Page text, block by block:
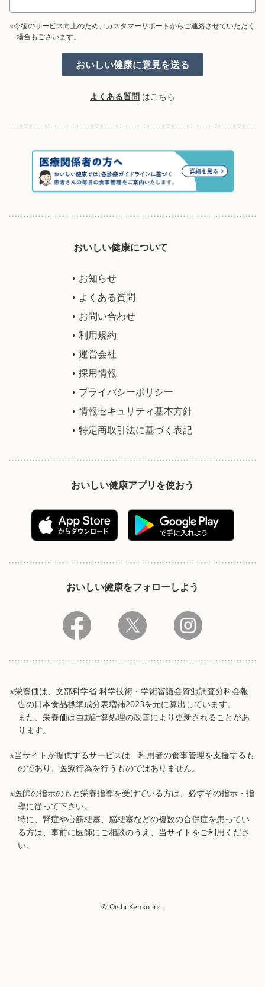
※今後のサービス向上のため、カスタマーサポートからご連絡させていただく
場合もございます。
よくある質問 はこちら
おいしい健康について
お知らせ
よくある質問
お問い合わせ
利用規約
運営会社
採用情報
プライバシーポリシー
情報セキュリティ基本方針
特定商取引法に基づく表記
おいしい健康アプリを使おう
おいしい健康をフォローしよう
※栄養価は、文部科学省 科学技術・学術審議会資源調査分科会報
告の日本食品標準成分表増補2023を元に算出しています。
また、栄養価は自動計算処理の改善により更新されることがあ
ります。
※当サイトが提供するサービスは、利用者の食事管理を支援するも
のであり、医療行為を行うものではありません。
※医師の指示のもと栄養指導を受けている方は、必ずその指示・指
導に従って下さい。
特に、腎症や心筋梗塞、脳梗塞などの複数の合併症を患ってい
る方は、事前に医師にご相談のうえ、当サイトをご利用くださ
い。
© Oishi Kenko Inc.